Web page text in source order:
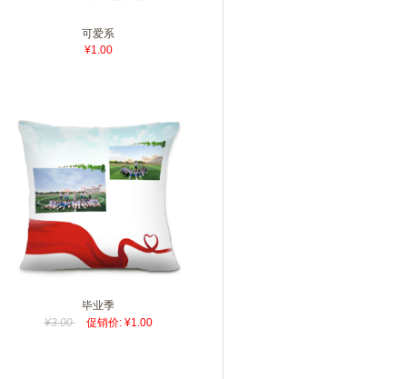
可爱系
¥1.00
毕业季
¥3.00促销价: ¥1.00